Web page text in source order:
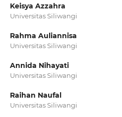
Keisya Azzahra
Universitas Siliwangi
Rahma Auliannisa
Universitas Siliwangi
Annida Nihayati
Universitas Siliwangi
Raihan Naufal
Universitas Siliwangi